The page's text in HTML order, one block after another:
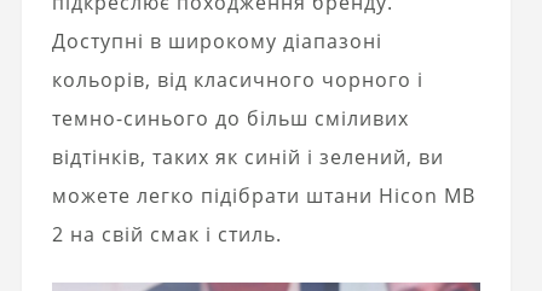
Доступні в широкому діапазоні
кольорів, від класичного чорного і
темно-синього до більш сміливих
відтінків, таких як синій і зелений, ви
можете легко підібрати штани Hicon MB
2 на свій смак і стиль.